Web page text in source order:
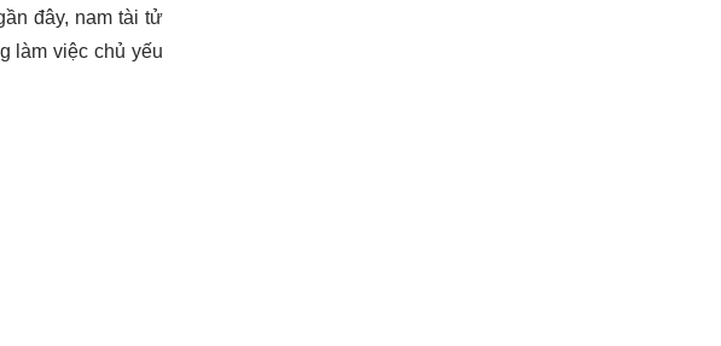
đây, nam tài tử
làm việc chủ yếu